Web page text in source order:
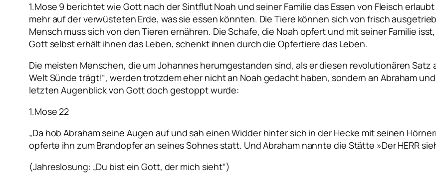
1.Mose 9 berichtet wie Gott nach der Sintflut Noah und seiner Familie das Essen von Fleisch
mehr auf der verwüsteten Erde, was sie essen könnten. Die Tiere können sich von frisch
Mensch muss sich von den Tieren ernähren. Die Schafe, die Noah opfert und mit seiner Familie
Gott selbst erhält ihnen das Leben, schenkt ihnen durch die Opfertiere das Leben.
Die meisten Menschen, die um Johannes herumgestanden sind, als er diesen revolutionären Satz
Welt Sünde trägt!“, werden trotzdem eher nicht an Noah gedacht haben, sondern an Abraham
letzten Augenblick von Gott doch gestoppt wurde:
1.Mose 22
„Da hob Abraham seine Augen auf und sah einen Widder hinter sich in der Hecke mit seinen
opferte ihn zum Brandopfer an seines Sohnes statt. Und Abraham nannte die Stätte »Der HERR
(Jahreslosung: „Du bist ein Gott, der mich sieht“)